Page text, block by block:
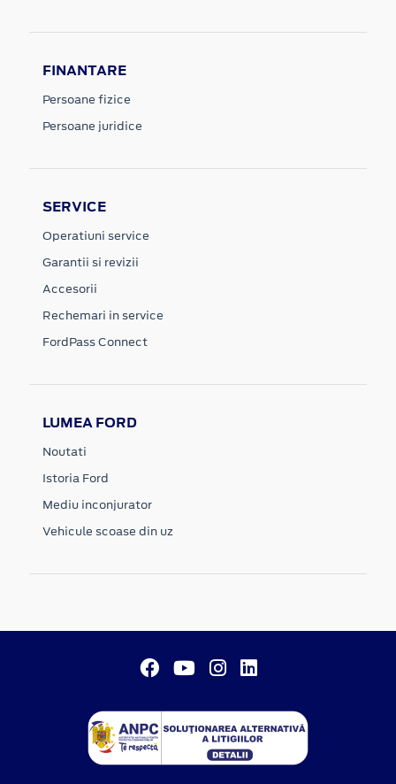
FINANTARE
Persoane fizice
Persoane juridice
SERVICE
Operatiuni service
Garantii si revizii
Accesorii
Rechemari in service
FordPass Connect
LUMEA FORD
Noutati
Istoria Ford
Mediu inconjurator
Vehicule scoase din uz